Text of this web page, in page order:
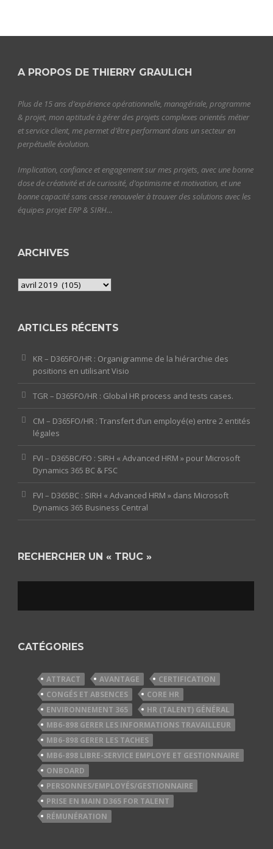
A PROPOS DE THIERRY GRAULICH
Plus de 15 ans d’expérience opérationnelle, managériale, programme
& projet, mon aptitude à gérer des projets complexes orientés métier
et service client, me permet d’être performant dans un secteur en
perpétuelle évolution.
Implication, confiance et engagement sur mes projets, avec une bonne
dose de créativité et de curiosité, d’optimisme et motivation, et une
bonne capacité sans cesse renouveler à trouver des solutions avec les
équipes projet ERP & SIRH…
ARCHIVES
Archives
ARTICLES RÉCENTS
KR – D365FO/HR : Organigramme de la hiérarchie des
positions en utilisant Visio
TGR – D365FO/HR : Global HR process and tests cases.
CM – D365FO/HR : Transfert d’un employé(e) entre 2 entités
légales
FVI – D365BC/FO : SIRH « Advanced HRM » pour Microsoft
Dynamics 365 BC & FSC
FVI – D365BC : SIRH « Advanced HRM » dans Microsoft
Dynamics 365 Business Central
RECHERCHER UN « TRUC »
CATÉGORIES
ATTRACT AVANTAGE
CERTIFICATION
CONGÉS ET ABSENCES
CORE HR
ENVIRONNEMENT 365
HR (TALENT) GÉNÉRAL
MB6-898 GERER LES INFORMATIONS TRAVAILLEUR
MB6-898 GERER LES TACHES
MB6-898 LIBRE-SERVICE EMPLOYE ET GESTIONNAIRE
ONBOARD
PERSONNES/EMPLOYÉS/GESTIONNAIRE
PRISE EN MAIN D365 FOR TALENT
RÉMUNÉRATION